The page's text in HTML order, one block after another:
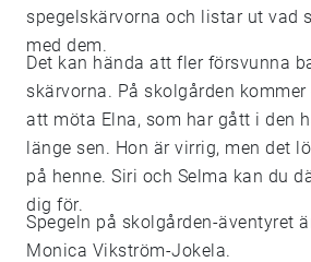
spegelskärvorna och listar ut vad
med dem.
Det kan hända att fler försvunna
skärvorna. På skolgården
att möta Elna, som har gått i den
länge sen. Hon är virrig, men det
på henne. Siri och Selma kan du
dig för.
Spegeln på skolgården-äventyret
Monica Vikström-Jokela.